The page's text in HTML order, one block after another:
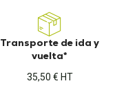
Transporte de ida y
vuelta*
35,50 € HT